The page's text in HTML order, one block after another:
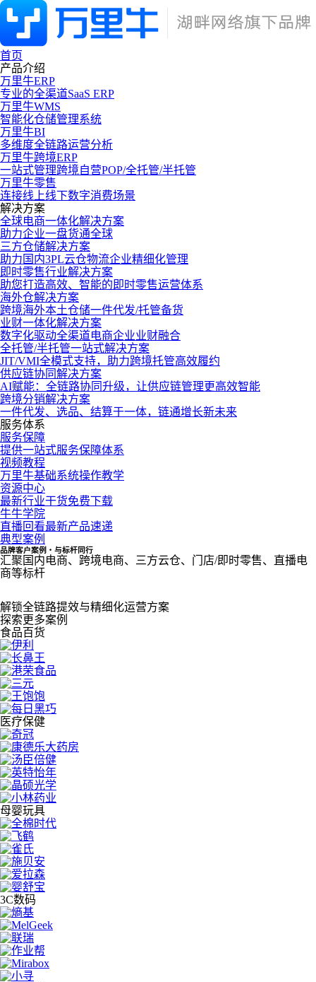
首页
产品介绍
万里牛ERP
专业的全渠道SaaS ERP
万里牛WMS
智能化仓储管理系统
万里牛BI
多维度全链路运营分析
万里牛跨境ERP
一站式管理跨境自营POP/全托管/半托管
万里牛零售
连接线上线下数字消费场景
解决方案
全球电商一体化解决方案
助力企业一盘货通全球
三方仓储解决方案
助力国内3PL云仓物流企业精细化管理
即时零售行业解决方案
助您打造高效、智能的即时零售运营体系
海外仓解决方案
跨境海外本土仓储一件代发/托管备货
业财一体化解决方案
数字化驱动全渠道电商企业业财融合
全托管/半托管一站式解决方案
JIT/VMI全模式支持，助力跨境托管高效履约
供应链协同解决方案
AI赋能：全链路协同升级，让供应链管理更高效智能
跨境分销解决方案
一件代发、选品、结算于一体，链通增长新未来
服务体系
服务保障
提供一站式服务保障体系
视频教程
万里牛基础系统操作教学
资源中心
最新行业干货免费下载
牛牛学院
直播回看最新产品速递
典型案例
品牌客户案例・与标杆同行
汇聚国内电商、跨境电商、三方云仓、门店/即时零售、直播电
商等标杆
解锁全链路提效与精细化运营方案
探索更多案例
食品百货
医疗保健
母婴玩具
3C数码